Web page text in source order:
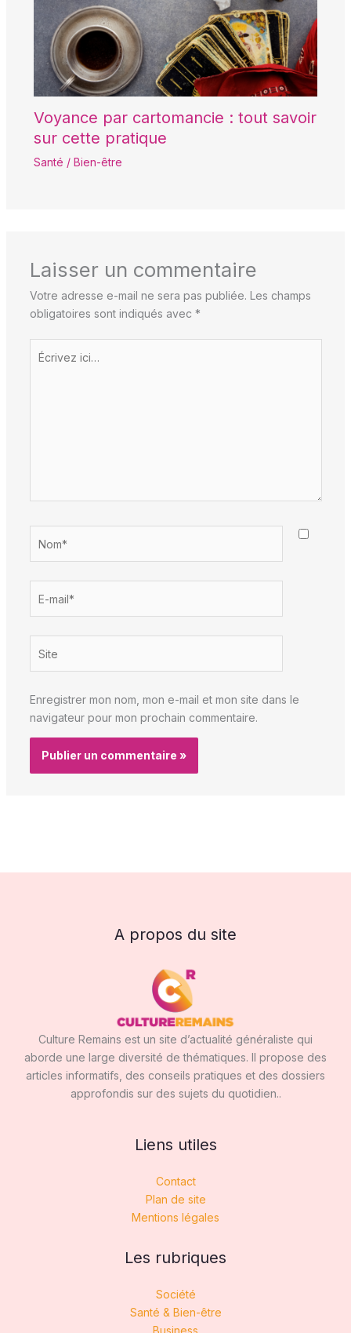
Voyance par cartomancie : tout savoir
sur cette pratique
Santé / Bien-être
Laisser un commentaire
Votre adresse e-mail ne sera pas publiée. Les champs
obligatoires sont indiqués avec *
Écrivez
ici…
mail*
Enregistrer mon nom, mon e-mail et mon site dans le
navigateur pour mon prochain commentaire.
A propos du site
Culture Remains est un site d’actualité généraliste qui
aborde une large diversité de thématiques. Il propose des
articles informatifs, des conseils pratiques et des dossiers
approfondis sur des sujets du quotidien..
Liens utiles
Contact
Plan de site
Mentions légales
Les rubriques
Société
Santé & Bien-être